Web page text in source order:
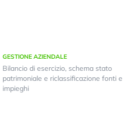
GESTIONE AZIENDALE
Bilancio di esercizio, schema stato
patrimoniale e riclassificazione fonti e
impieghi